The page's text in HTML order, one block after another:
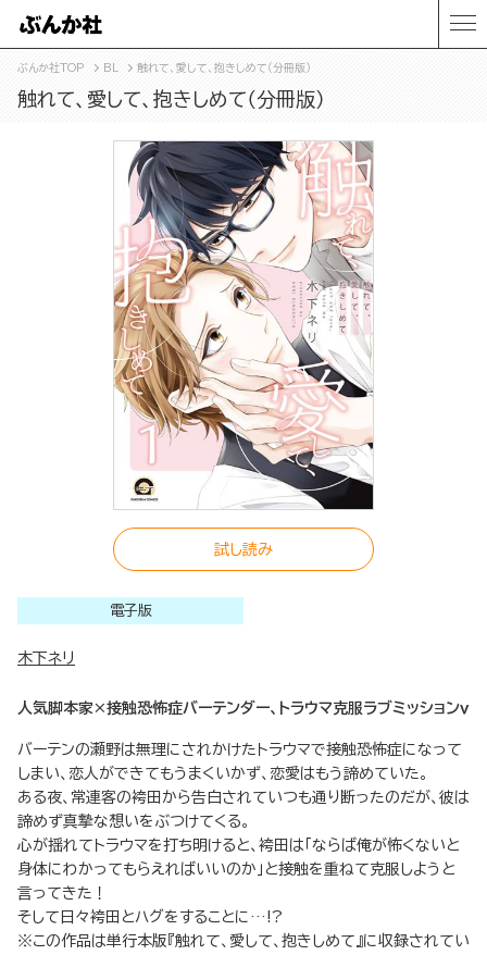
ぶんか社TOP BL 触れて、愛して、抱きしめて（分冊版）
触れて、愛して、抱きしめて（分冊版）
試し読み
電子版
木下ネリ
人気脚本家×接触恐怖症バーテンダー、トラウマ克服ラブミッションｖ
バーテンの瀬野は無理にされかけたトラウマで接触恐怖症になって
しまい、恋人ができてもうまくいかず、恋愛はもう諦めていた。
ある夜、常連客の袴田から告白されていつも通り断ったのだが、彼は
諦めず真摯な想いをぶつけてくる。
心が揺れてトラウマを打ち明けると、袴田は「ならば俺が怖くないと
身体にわかってもらえればいいのか」と接触を重ねて克服しようと
言ってきた！
そして日々袴田とハグをすることに…!?
※この作品は単行本版『触れて、愛して、抱きしめて』に収録されてい